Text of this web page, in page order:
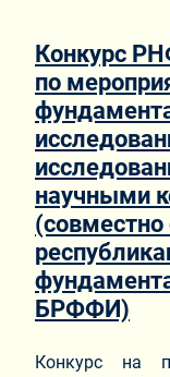
Конкурс
по
научными
БРФФИ)
Конкурс на